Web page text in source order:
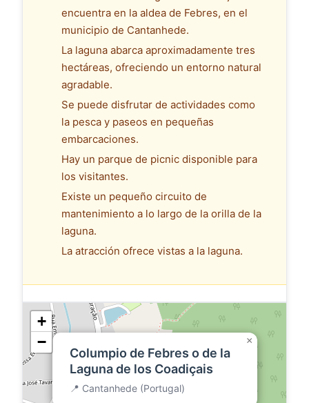
encuentra en la aldea de Febres, en el
municipio de Cantanhede.
La laguna abarca aproximadamente tres
hectáreas, ofreciendo un entorno natural
agradable.
Se puede disfrutar de actividades como
la pesca y paseos en pequeñas
embarcaciones.
Hay un parque de picnic disponible para
los visitantes.
Existe un pequeño circuito de
mantenimiento a lo largo de la orilla de la
laguna.
La atracción ofrece vistas a la laguna.
Columpio de Febres o de la
Laguna de los Coadiçais
📍 Cantanhede (Portugal)
×
+
−